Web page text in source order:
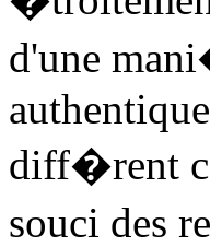
d'une
diff�rent
souci des